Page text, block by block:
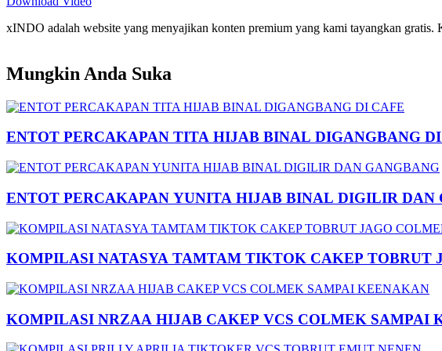
xINDO adalah website yang menyajikan konten premium yang kami tayangkan
Mungkin Anda Suka
ENTOT PERCAKAPAN TITA HIJAB BINAL DIGANGBANG
ENTOT PERCAKAPAN YUNITA HIJAB BINAL DIGILIR DAN
KOMPILASI NATASYA TAMTAM TIKTOK CAKEP TOBRUT
KOMPILASI NRZAA HIJAB CAKEP VCS COLMEK SAMPAI